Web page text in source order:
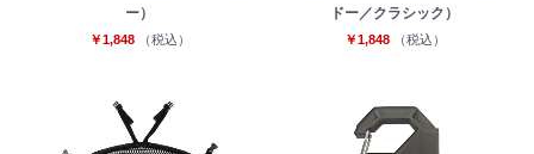
ー）
￥1,848 （税込）
ドー／クラシック）
￥1,848 （税込）